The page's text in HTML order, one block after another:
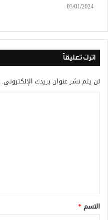
03/01/2024
اترك تعليقاً
لن يتم نشر عنوان بريدك الإلكتروني.
*
الاسم *